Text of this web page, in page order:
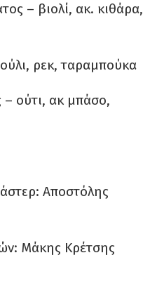
– βιολί, ακ. κιθάρα,
ρεκ, ταραμπούκα
ούτι, ακ μπάσο,
Αποστόλης
Μάκης Κρέτσης